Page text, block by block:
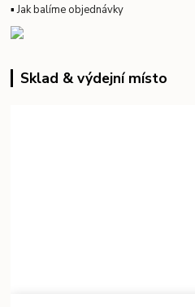
▪Jak balíme objednávky
Sklad & výdejní místo